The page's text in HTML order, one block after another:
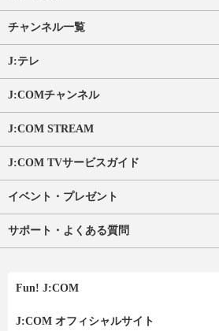
チャンネル一覧
J:テレ
J:COMチャンネル
J:COM STREAM
J:COM TVサービスガイド
イベント・プレゼント
サポート・よくある質問
Fun! J:COM
J:COM オフィシャルサイト